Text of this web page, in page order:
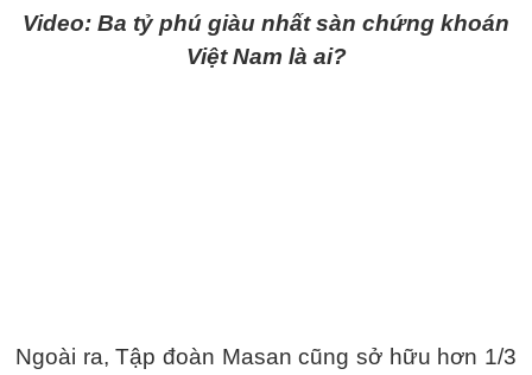
Video: Ba tỷ phú giàu nhất sàn chứng khoán
Việt Nam là ai?
Ngoài ra, Tập đoàn Masan cũng sở hữu hơn 1/3